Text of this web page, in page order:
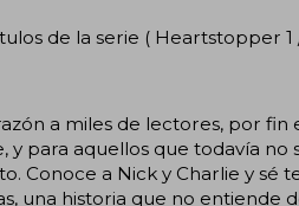
de la serie ( Heartstopper 1
a miles de lectores, por
para aquellos que todavía no
Conoce a Nick y Charlie y sé
una historia que no entiende